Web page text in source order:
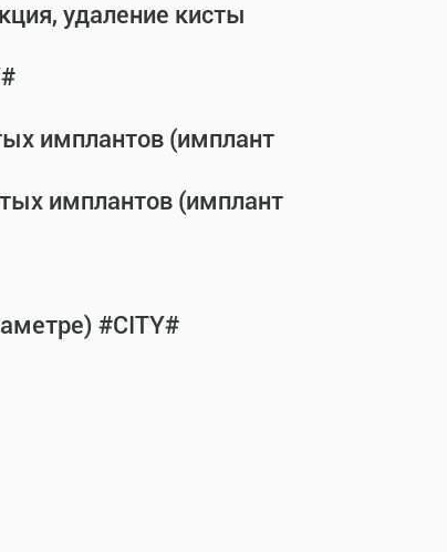
удаление кисты
имплантов (имплант
имплантов (имплант
#CITY#